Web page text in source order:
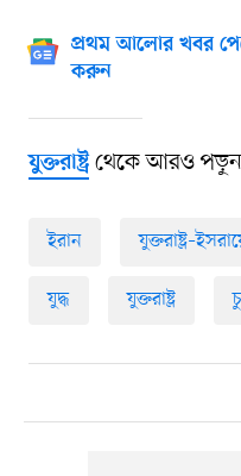
প্রথম আলোর খবর
করুন
যুক্তরাষ্ট্রথেকে আরও পড়ুন
ইরান
যুদ্ধ যুক্তরাষ্ট্র